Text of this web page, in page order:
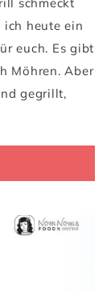
heute ein
euch. Es gibt
Möhren. Aber
gegrillt,